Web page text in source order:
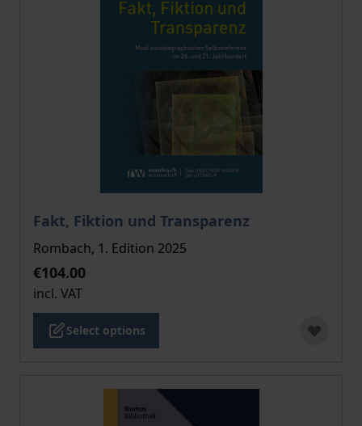
Fakt, Fiktion und Transparenz
The price depends on the options chosen on the
Rombach, 1. Edition 2025
€104.00
incl. VAT
Select options